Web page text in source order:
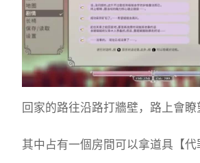
回家的路往沿路打牆壁，路上會瞭
其中占有一個房間可以拿道具【代